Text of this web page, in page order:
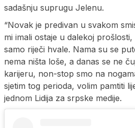
sadašnju suprugu Jelenu.
“Novak je predivan u svakom
mi imali ostaje u dalekoj
samo riječi hvale. Nama su se
nema ništa loše, a danas se ne
karijeru, non-stop smo na
sjetim tog perioda, volim pamtiti
jednom Lidija za srpske medije.